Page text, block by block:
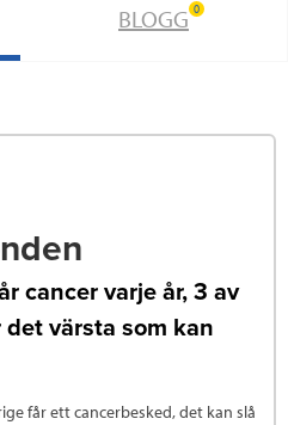
BLOGG 0
cancer varje år, 3 av
värsta som kan
får ett cancerbesked, det kan slå